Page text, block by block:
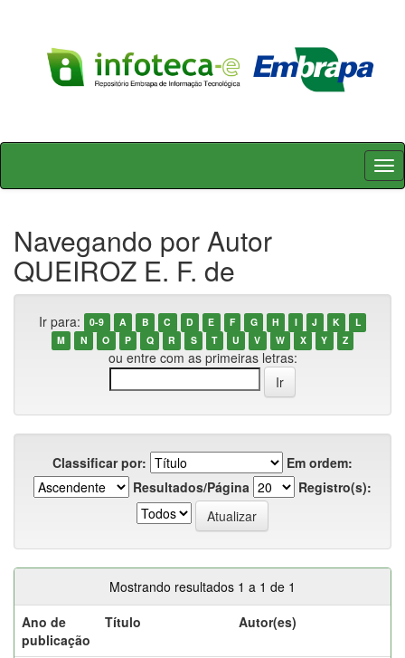
Skip
Navegando por Autor
QUEIROZ E. F. de
Ir para: 0-9 A B C D E F G H I J K
L
M
N O P Q R S T U V W X Y Z
ou entre com as primeiras letras:
Classificar por:
Em ordem:
Resultados/Página
Registro(s):
Mostrando resultados 1 a 1 de 1
Ano de
publicação
Título Autor(es)